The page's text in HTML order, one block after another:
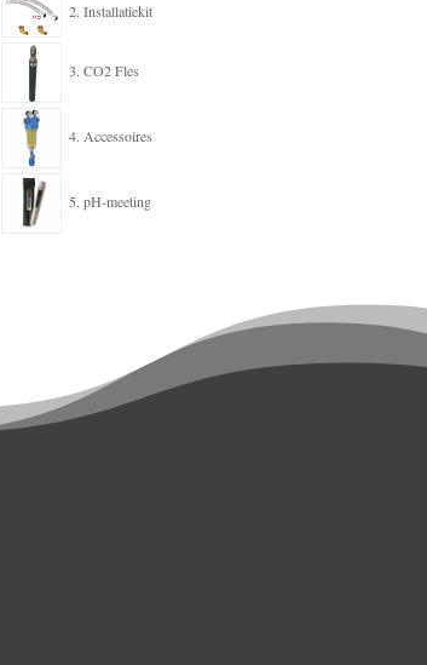
2. Installatiekit
3. CO2 Fles
4. Accessoires
5. pH-meeting